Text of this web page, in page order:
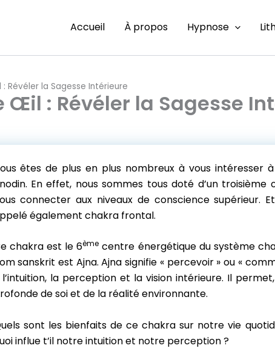
Accueil À propos Hypnose
Révéler la Sagesse Intérieure
Œil : Révéler la Sagesse
êtes de plus en plus nombreux à vous intéresser
En effet, nous sommes tous doté d’un
connecter aux niveaux de conscience supérieur.
également chakra frontal.
chakra est le 6ème centre énergétique du système
sanskrit est Ajna. Ajna signifie « percevoir » ou «
l’intuition, la perception et la vision intérieure. Il
de soi et de la réalité environnante.
sont les bienfaits de ce chakra sur notre vie
influe t’il notre intuition et notre perception ?